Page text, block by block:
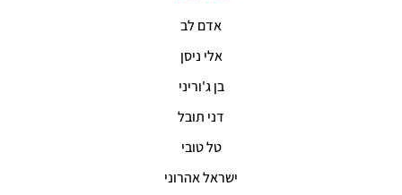
אדם לב
אלי ניסן
בן ג'וריני
דני תובל
טל טובי
ישראל אהרוני